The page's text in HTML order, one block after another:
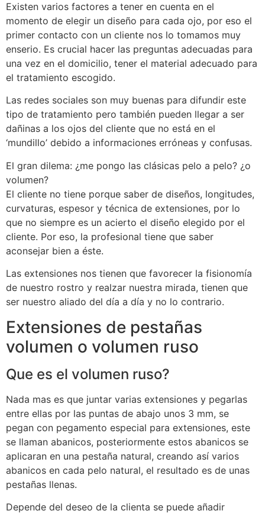
Existen varios factores a tener en cuenta en el
momento de elegir un diseño para cada ojo, por eso el
primer contacto con un cliente nos lo tomamos muy
enserio. Es crucial hacer las preguntas adecuadas para
una vez en el domicilio, tener el material adecuado para
el tratamiento escogido.
Las redes sociales son muy buenas para difundir este
tipo de tratamiento pero también pueden llegar a ser
dañinas a los ojos del cliente que no está en el
‘mundillo’ debido a informaciones erróneas y confusas.
El gran dilema: ¿me pongo las clásicas pelo a pelo? ¿o
volumen?
El cliente no tiene porque saber de diseños, longitudes,
curvaturas, espesor y técnica de extensiones, por lo
que no siempre es un acierto el diseño elegido por el
cliente. Por eso, la profesional tiene que saber
aconsejar bien a éste.
Las extensiones nos tienen que favorecer la fisionomía
de nuestro rostro y realzar nuestra mirada, tienen que
ser nuestro aliado del día a día y no lo contrario.
Extensiones de pestañas
volumen o volumen ruso
Que es el volumen ruso?
Nada mas es que juntar varias extensiones y pegarlas
entre ellas por las puntas de abajo unos 3 mm, se
pegan con pegamento especial para extensiones, este
se llaman abanicos, posteriormente estos abanicos se
aplicaran en una pestaña natural, creando así varios
abanicos en cada pelo natural, el resultado es de unas
pestañas llenas.
Depende del deseo de la clienta se puede añadir